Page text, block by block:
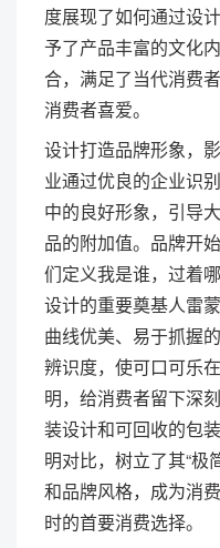
度展现了如何通过设
予了产品丰富的文化
合，满足了当代消费
消费者喜爱。
设计打造品牌形象，
业通过优良的企业识
中的良好形象，引导
品的附加值。品牌开
们定义我是谁，过着
设计的重要奠基人雷
曲线优美、易于抓握
辨识度，使可口可乐
明，给消费者留下深
装设计和可回收的包
明对比，树立了其“极
和品牌风格，成为消
时的首要消费选择。